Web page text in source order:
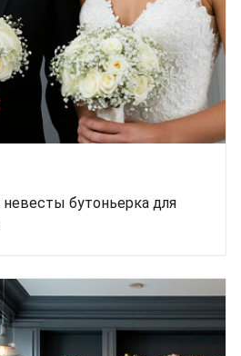
бутоньерка для